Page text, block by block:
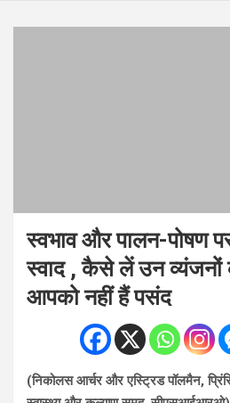
स्वभाव और पालन-पोषण
स्वाद , कैसे लें उन व्यंजनों
आपको नहीं हैं पसंद
(निकोलस आर्चर और एस्ट्रिड पॉलमैन,